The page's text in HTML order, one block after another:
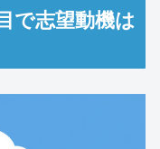
で志望動機は